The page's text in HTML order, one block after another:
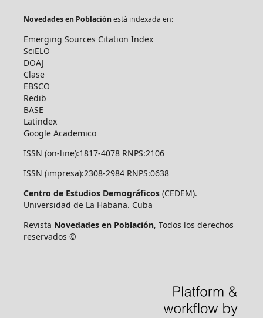
Novedades en Poblaciónestá indexada en:
Emerging Sources Citation Index
SciELO
DOAJ
Clase
EBSCO
Redib
BASE
Latindex
Google Academico
ISSN (on-line):1817-4078 RNPS:2106
ISSN (impresa):2308-2984 RNPS:0638
Centro de Estudios Demográficos(CEDEM).
Universidad de La Habana. Cuba
Revista Novedades en Población, Todos los derechos
reservados ©